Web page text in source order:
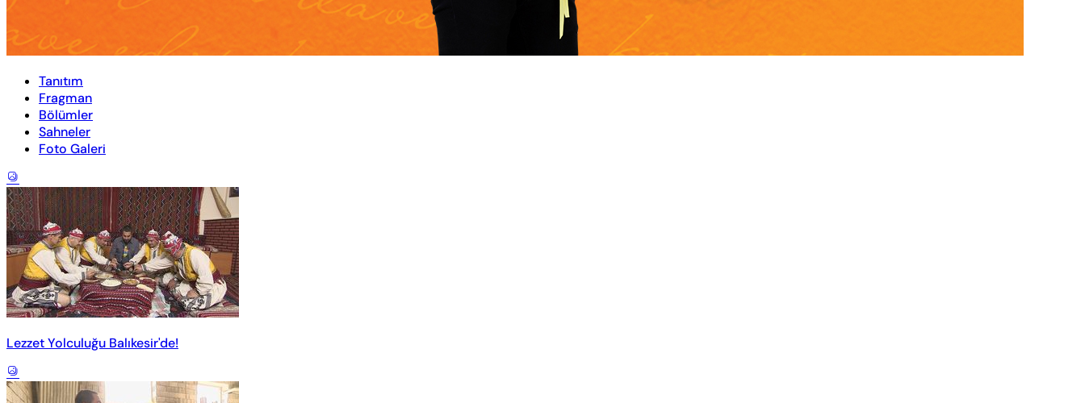
Tanıtım
Fragman
Bölümler
Sahneler
Foto Galeri
Lezzet Yolculuğu Balıkesir'de!